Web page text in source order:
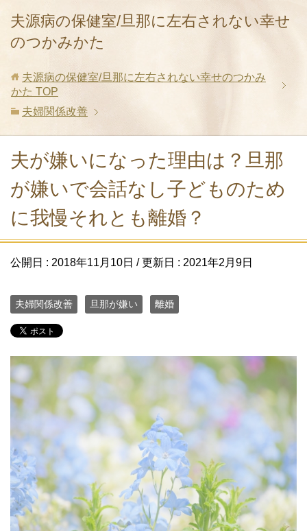
夫源病の保健室/旦那に左右されない幸せ
のつかみかた
夫源病の保健室/旦那に左右されない幸せのつかみ
かた TOP
夫婦関係改善
夫が嫌いになった理由は？旦那
が嫌いで会話なし子どものため
に我慢それとも離婚？
公開日 : 2018年11月10日 / 更新日 : 2021年2月9日
夫婦関係改善 旦那が嫌い 離婚